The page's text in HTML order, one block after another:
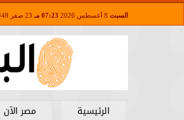
السبت 07:23 مـ 23 صفر 1448
الرئيسية مصر الآن